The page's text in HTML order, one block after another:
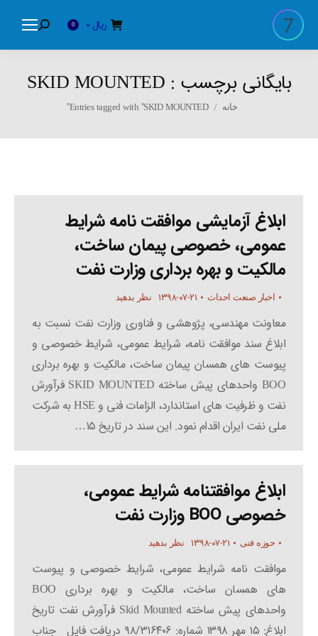
ریال 0
Search:
بایگانی برچسب : SKID MOUNTED
You are here:
خانه Entries tagged with "SKID MOUNTED"
ابلاغ آزمایشی موافقت نامه شرایط
عمومی، خصوصی پیمان ساخت،
مالکیت و بهره برداری وزارت نفت
اخبار صنعت احداث ۱۳۹۸-۰۷-۲۱ نظر بدهید
معاونت مهندسی، پژوهشی و فناوری وزارت نفت نسبت به
ابلاغ سند موافقت نامه، شرایط عمومی، شرایط خصوصی و
پیوست های همسان پیمان ساخت، مالکیت و بهره برداری
BOO واحدهای پیش ساخته SKID MOUNTED فرآورش
نفت و ظرفیت های استاندارد، الزامات فنی و HSE به شرکت
ملی نفت ایران اقدام نمود. این سند در تاریخ ۱۵…
ابلاغ موافقتنامه شرایط عمومی،
خصوصی BOO وزارت نفت
حوزه فنی ۱۳۹۸-۰۷-۲۱ نظر بدهید
موافقت نامه شرایط عمومی، شرایط خصوصی و پیوست
های همسان ساخت، مالکیت و بهره برداری BOO
واحدهای پیش ساخته Skid Mounted فرآورش نفت تاریخ
ابلاغ: ۱۵ مهر ۱۳۹۸ شماره: ۹۸/۳۱۶۴۰۶ دریافت فایل جناب